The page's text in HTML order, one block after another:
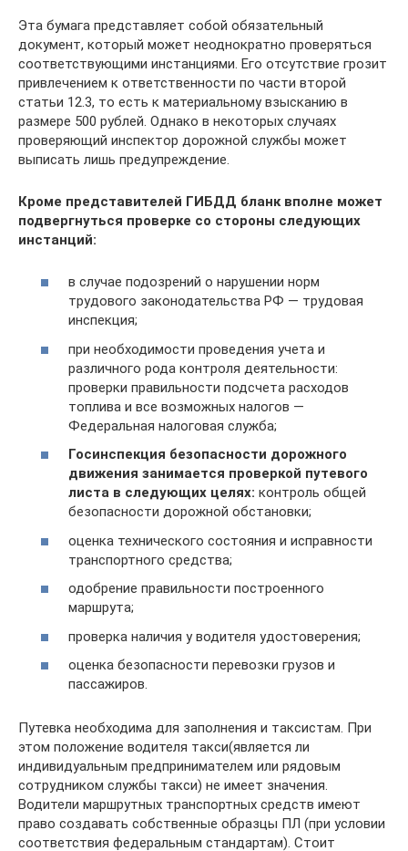
Эта бумага представляет собой обязательный
документ, который может неоднократно проверяться
соответствующими инстанциями. Его отсутствие грозит
привлечением к ответственности по части второй
статьи 12.3, то есть к материальному взысканию в
размере 500 рублей. Однако в некоторых случаях
проверяющий инспектор дорожной службы может
выписать лишь предупреждение.
Кроме представителей ГИБДД бланк вполне может
подвергнуться проверке со стороны следующих
инстанций:
в случае подозрений о нарушении норм
трудового законодательства РФ — трудовая
инспекция;
при необходимости проведения учета и
различного рода контроля деятельности:
проверки правильности подсчета расходов
топлива и все возможных налогов —
Федеральная налоговая служба;
Госинспекция безопасности дорожного
движения занимается проверкой путевого
листа в следующих целях: контроль общей
безопасности дорожной обстановки;
оценка технического состояния и исправности
транспортного средства;
одобрение правильности построенного
маршрута;
проверка наличия у водителя удостоверения;
оценка безопасности перевозки грузов и
пассажиров.
Путевка необходима для заполнения и таксистам. При
этом положение водителя такси(является ли
индивидуальным предпринимателем или рядовым
сотрудником службы такси) не имеет значения.
Водители маршрутных транспортных средств имеют
право создавать собственные образцы ПЛ (при условии
соответствия федеральным стандартам). Стоит